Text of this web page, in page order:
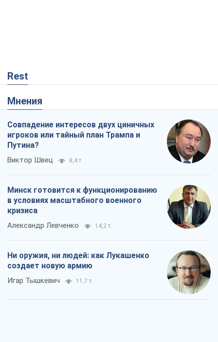
Rest
Мнения
Совпадение интересов двух циничных
игроков или тайный план Трампа и
Путина?
Виктор Швец 8,4 т.
Минск готовится к функционированию
в условиях масштабного военного
кризиса
Александр Левченко 14,2 т.
Ни оружия, ни людей: как Лукашенко
создает новую армию
Игар Тышкевич 11,7 т.